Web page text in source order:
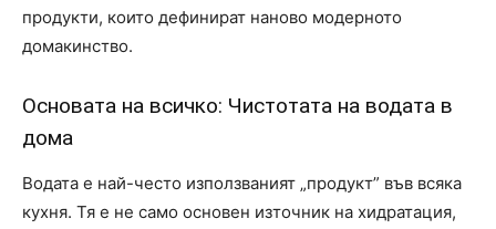
продукти, които дефинират наново модерното
домакинство.
Основата на всичко: Чистотата на водата в
дома
Водата е най-често използваният „продукт” във всяка
кухня. Тя е не само основен източник на хидратация,